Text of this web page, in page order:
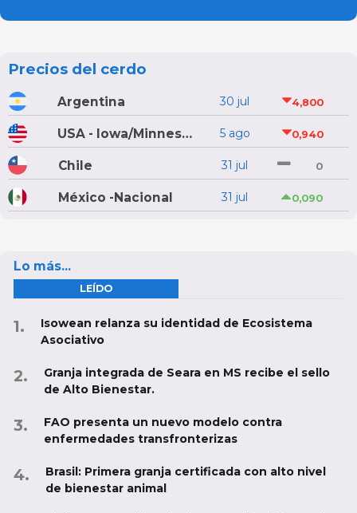
Precios del cerdo
Argentina 30 jul 4,800
USA - Iowa/Minnesota 5 ago 0,940
Chile 31 jul 0
México -Nacional 31 jul 0,090
Lo más...
LEÍDO
Isowean relanza su identidad de Ecosistema
Asociativo
Granja integrada de Seara en MS recibe el sello
de Alto Bienestar.
FAO presenta un nuevo modelo contra
enfermedades transfronterizas
Brasil: Primera granja certificada con alto nivel
de bienestar animal